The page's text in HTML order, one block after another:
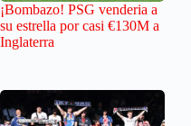
¡Bombazo! PSG venderia a
su estrella por casi €130M a
Inglaterra